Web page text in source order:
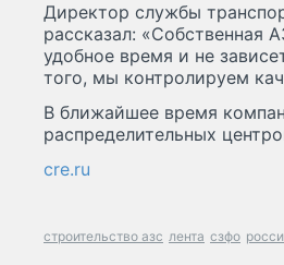
Директор службы
рассказал: «Собственная
удобное время и не
того, мы контролируем
В ближайшее время
распределительных
cre.ru
строительство азс лента сзфо